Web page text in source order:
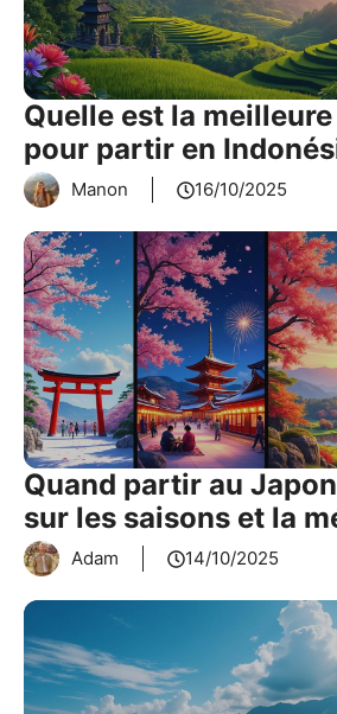
Quelle est la
pour partir en
Manon 16/10/2025
Quand partir au
sur les saisons et la
Adam 14/10/2025